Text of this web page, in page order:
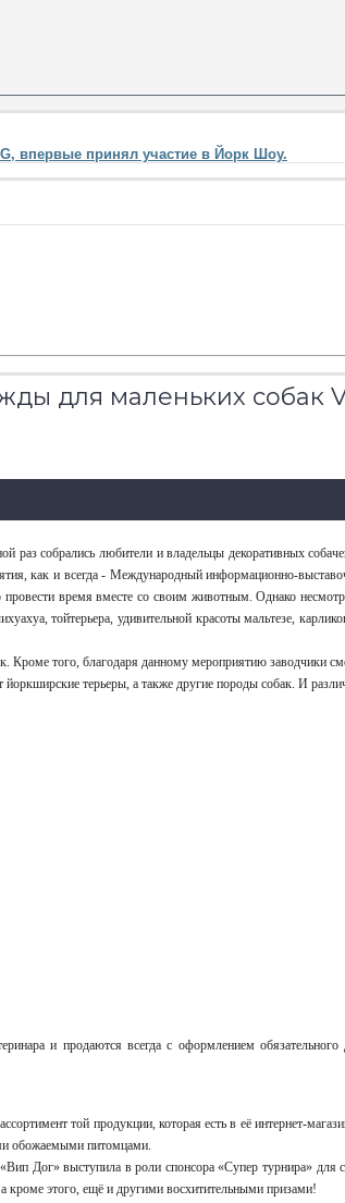
впервые принял участие в Йорк Шоу.
для маленьких
собрались любители и владельцы декоративных
как и всегда - Международный информационно-
время вместе со своим животным. Однако
тойтерьера, удивительной красоты мальтезе,
того, благодаря данному мероприятию заводчики
терьеры, а также другие породы собак. И
и продаются всегда с оформлением
той продукции, которая есть в её интернет-
обожаемыми питомцами.
Дог» выступила в роли спонсора «Супер турнира»
этого, ещё и другими восхитительными призами!